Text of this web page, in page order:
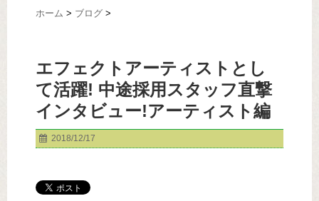
ホーム > ブログ >
エフェクトアーティストとし
て活躍! 中途採用スタッフ直撃
インタビュー!アーティスト編
2018/12/17